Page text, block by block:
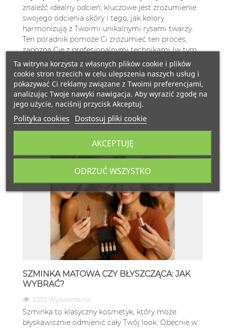
znaleźć idealny odcień, kluczowe jest zrozumienie
swojego odcienia skóry i tego, jak kolory
harmonizują z Twoimi unikalnymi rysami twarzy.
Ten poradnik pomoże Ci zrozumieć ten proces,
zapozna Cię z profesjonalnymi technikami (w tym
modną analizą kolorystyczną i „babciną”) oraz
udzieli profesjonalnych porad, jak dopasować
szminkę do Twojej cery, okazji i osobistego stylu.
Produkty do pielęgnacji twarzy ·...
SZMINKA MATOWA CZY BŁYSZCZĄCA: JAK
WYBRAĆ?
2333 Wyświetlenia
Szminka to klasyczny kosmetyk, który może
błyskawicznie odmienić cały Twój look. Obecnie w
Ta witryna korzysta z własnych plików cookie i plików
cookie stron trzecich w celu ulepszenia naszych usług i
pokazywać Ci reklamy związane z Twoimi preferencjami,
analizując Twoje nawyki nawigacja. Aby wyrazić zgodę na
jego użycie, naciśnij przycisk Akceptuj.
Polityka cookies Dostosuj pliki cookie
ODRZUĆ WSZYSTKO
AKCEPTUJĘ